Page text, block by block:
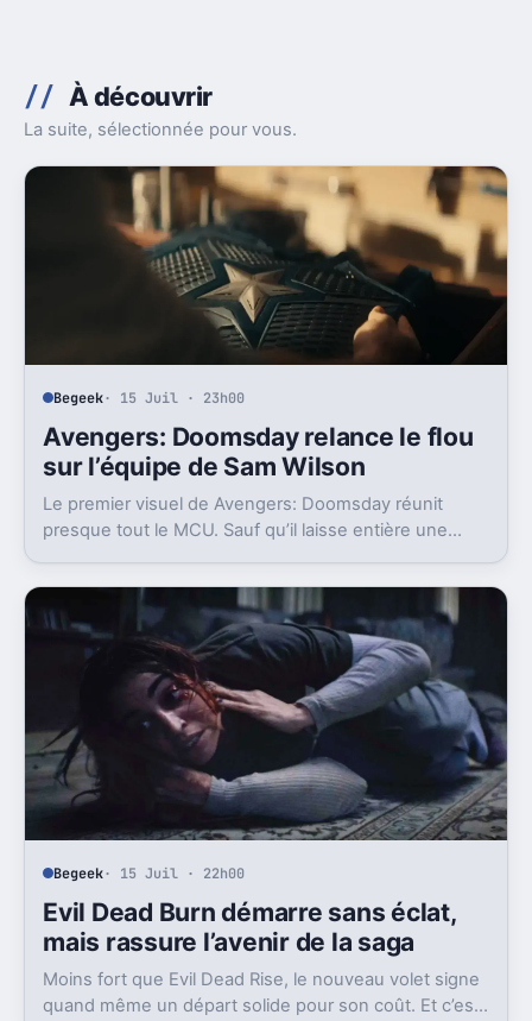
À découvrir
La suite, sélectionnée pour vous.
Begeek· 15 Juil · 23h00
Avengers: Doomsday relance le flou
sur l’équipe de Sam Wilson
Le premier visuel de Avengers: Doomsday réunit
presque tout le MCU. Sauf qu’il laisse entière une
Wilson ?
Begeek· 15 Juil · 22h00
Evil Dead Burn démarre sans éclat,
mais rassure l’avenir de la saga
Moins fort que Evil Dead Rise, le nouveau volet signe
quand même un départ solide pour son coût. Et c’est